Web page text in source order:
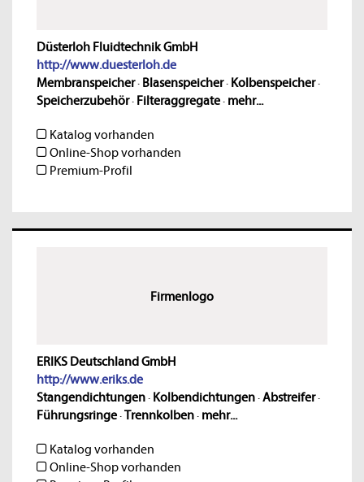
Düsterloh Fluidtechnik GmbH
http://www.duesterloh.de
Membranspeicher· Blasenspeicher· Kolbenspeicher·
Speicherzubehör· Filteraggregate· mehr...
Katalog vorhanden
Online-Shop vorhanden
Premium-Profil
Firmenlogo
ERIKS Deutschland GmbH
http://www.eriks.de
Stangendichtungen· Kolbendichtungen·Abstreifer·
Führungsringe·Trennkolben· mehr...
Katalog vorhanden
Online-Shop vorhanden